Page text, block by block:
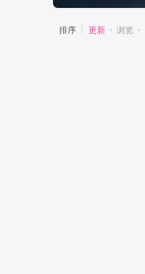
排序 更新 浏览